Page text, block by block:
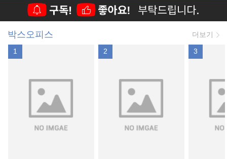
박스오피스 더보기
1 2 3